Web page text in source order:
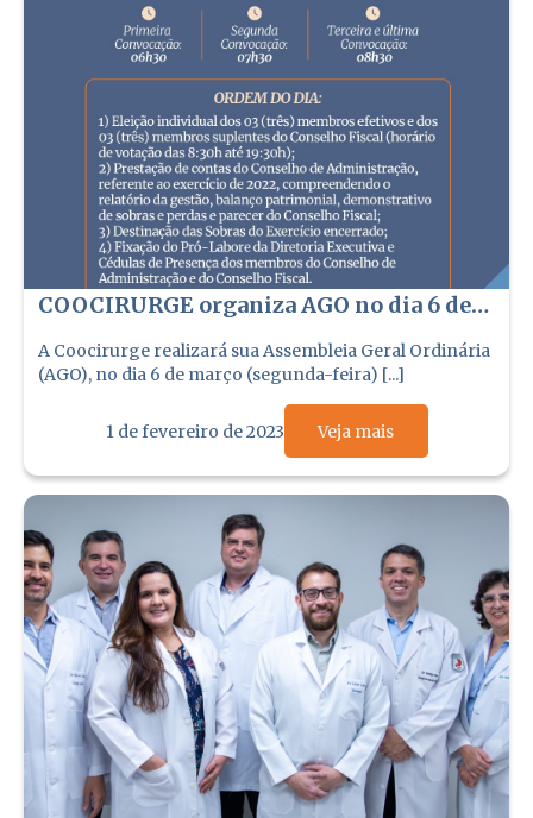
COOCIRURGE organiza AGO no dia 6 de
março
A Coocirurge realizará sua Assembleia Geral Ordinária
(AGO), no dia 6 de março (segunda-feira) [...]
1 de fevereiro de 2023 Veja mais